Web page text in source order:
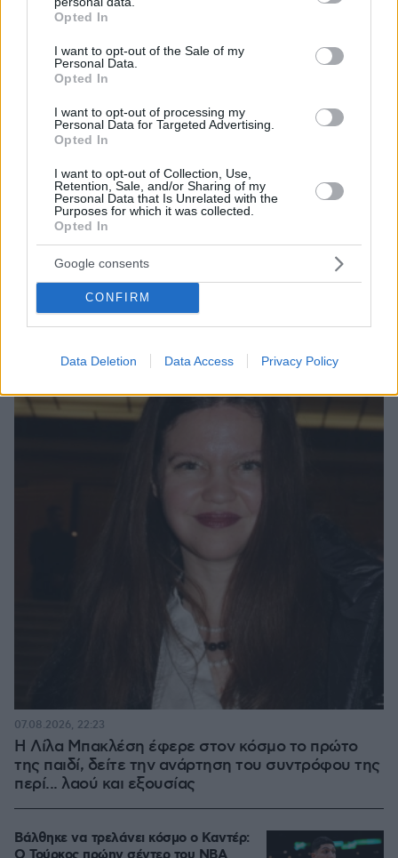
grant or deny consent to Google and its third-party tags to
use your data for below specified purposes in below Google
consent section.
Opted In
I want to opt-out of the Sale of my
Personal Data.
Opted In
I want to opt-out of processing my
Personal Data for Targeted Advertising.
Opted In
I want to opt-out of Collection, Use,
Retention, Sale, and/or Sharing of my
Personal Data that Is Unrelated with the
Purposes for which it was collected.
Opted In
Google consents
CONFIRM
Data Deletion Data Access Privacy Policy
Είδος υπό εξαφάνιση οι υπερπολύτεκνοι στην
Ελλάδα που γερνάει: Τα... δύο ταψιά μεσημεριανό,
τα επιδόματα, η καθημερινότητά τους
07.08.2026, 15:59
Η Λίλα Μπακλέση έφερε στον κόσμο το πρώτο
της παιδί, δείτε την ανάρτηση του συντρόφου της
περί... λαού και εξουσίας
07.08.2026, 22:23
Βάλθηκε να τρελάνει κόσμο ο Καντέρ: